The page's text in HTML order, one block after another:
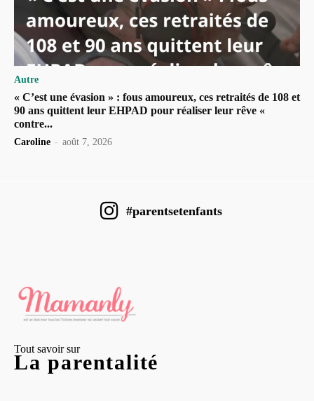
Autre
« C’est une évasion » : fous amoureux, ces retraités de 108 et
90 ans quittent leur EHPAD pour réaliser leur rêve «
contre...
Caroline - août 7, 2026
#parentsetenfants
Tout savoir sur
La parentalité